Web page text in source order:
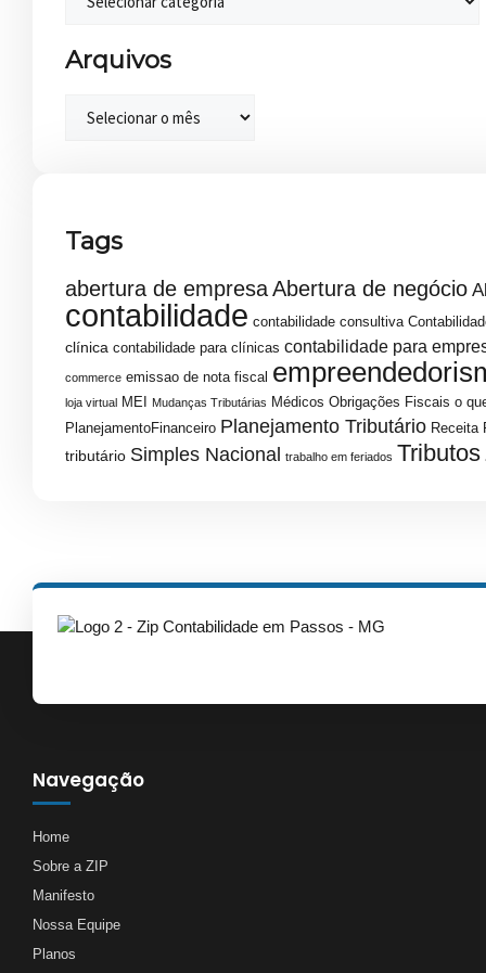
Arquivos
Tags
abertura de empresaAbertura de negócio
contabilidade contabilidade consultiva
clínica contabilidade para clínicas contabilidade para
commerce emissao de nota fiscal
loja virtual MEI Mudanças Tributárias Médicos Obrigações Fiscais o
PlanejamentoFinanceiro Planejamento Tributário Receita
tributário Simples Nacional trabalho em feriados Tributos
Navegação
Home
Sobre a ZIP
Manifesto
Nossa Equipe
Planos